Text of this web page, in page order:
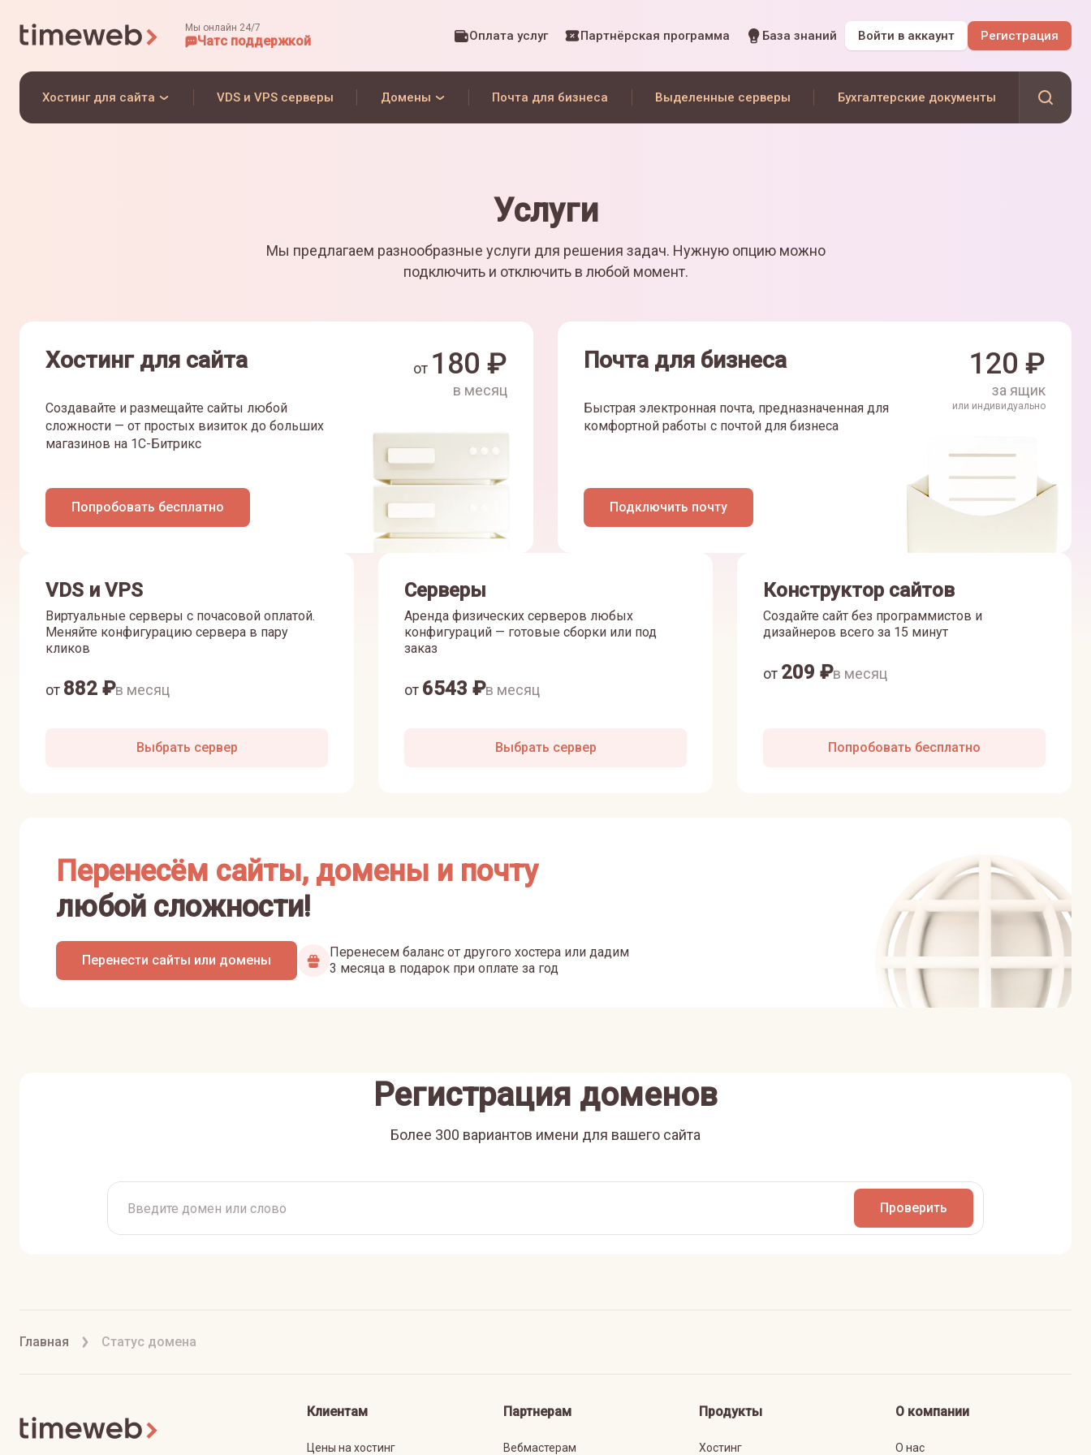
Мы онлайн 24/7
Чатс поддержкой Оплата услуг Партнёрская программа База знаний Войти в аккаунт Регистрация
Хостинг для сайта VDS и VPS серверы Домены Почта для бизнеса Выделенные серверы Бухгалтерские документы
Услуги
Мы предлагаем разнообразные услуги для решения задач. Нужную опцию можно
подключить и отключить в любой момент.
Хостинг для сайта
Создавайте и размещайте сайты любой
сложности — от простых визиток до больших
магазинов на 1С-Битрикс
Попробовать бесплатно
от 180 ₽
в месяц
Почта для бизнеса
Быстрая электронная почта, предназначенная для
комфортной работы с почтой для бизнеса
Подключить почту
120 ₽
за ящик
или индивидуально
VDS и VPS
Виртуальные серверы с почасовой оплатой.
Меняйте конфигурацию сервера в пару
кликов
от 882 ₽в месяц
Выбрать сервер
Серверы
Аренда физических серверов любых
конфигураций — готовые сборки или под
заказ
от 6543 ₽в месяц
Выбрать сервер
Конструктор сайтов
Создайте сайт без программистов и
дизайнеров всего за 15 минут
от 209 ₽в месяц
Попробовать бесплатно
Перенесём сайты, домены и почту
любой сложности!
Перенести сайты или домены
Перенесем баланс от другого хостера или дадим
3 месяца в подарок при оплате за год
Регистрация доменов
Более 300 вариантов имени для вашего сайта
Проверить
Главная Статус домена
Клиентам
Цены на хостинг
Партнерам
Вебмастерам
Продукты
Хостинг
О компании
О нас